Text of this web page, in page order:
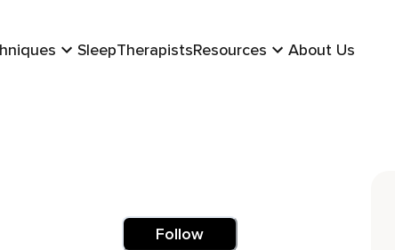
SleepTherapistsResources About Us
Follow